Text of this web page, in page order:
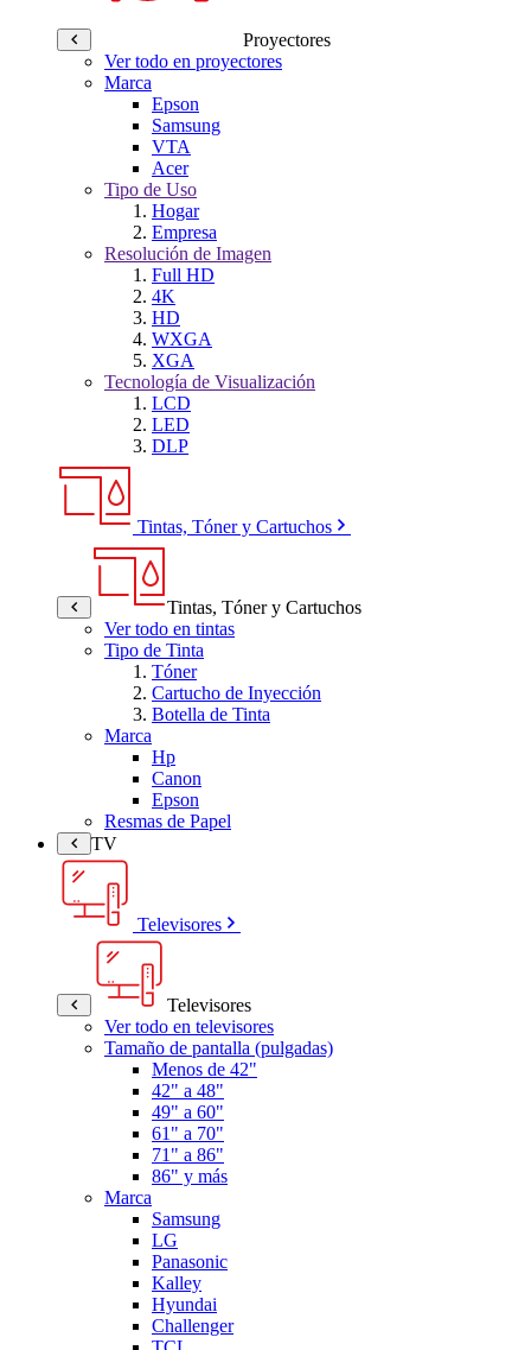
Proyectores
Ver todo en proyectores
Marca
Epson
Samsung
VTA
Acer
Tipo de Uso
Hogar
Empresa
Resolución de Imagen
Full HD
4K
HD
WXGA
XGA
Tecnología de Visualización
LCD
LED
DLP
Tintas, Tóner y Cartuchos
Tintas, Tóner y Cartuchos
Ver todo en tintas
Tipo de Tinta
Tóner
Cartucho de Inyección
Botella de Tinta
Marca
Hp
Canon
Epson
Resmas de Papel
TV
Televisores
Televisores
Ver todo en televisores
Tamaño de pantalla (pulgadas)
Menos de 42"
42" a 48"
49" a 60"
61" a 70"
71" a 86"
86" y más
Marca
Samsung
LG
Panasonic
Kalley
Hyundai
Challenger